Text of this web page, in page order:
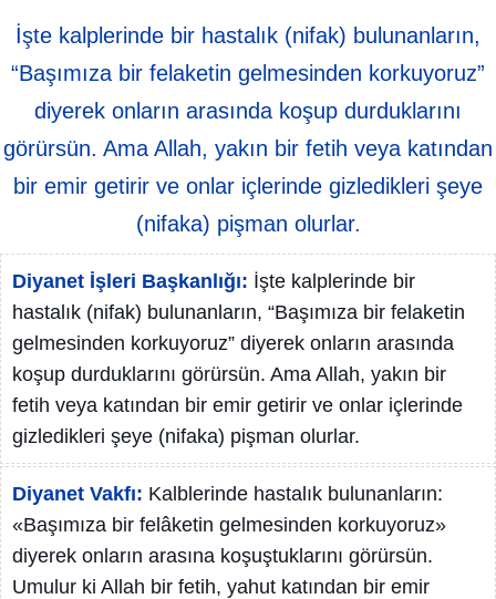
İşte kalplerinde bir hastalık (nifak) bulunanların,
“Başımıza bir felaketin gelmesinden korkuyoruz”
diyerek onların arasında koşup durduklarını
görürsün. Ama Allah, yakın bir fetih veya katından
bir emir getirir ve onlar içlerinde gizledikleri şeye
(nifaka) pişman olurlar.
Diyanet İşleri Başkanlığı: İşte kalplerinde bir
hastalık (nifak) bulunanların, “Başımıza bir felaketin
gelmesinden korkuyoruz” diyerek onların arasında
koşup durduklarını görürsün. Ama Allah, yakın bir
fetih veya katından bir emir getirir ve onlar içlerinde
gizledikleri şeye (nifaka) pişman olurlar.
Diyanet Vakfı: Kalblerinde hastalık bulunanların:
«Başımıza bir felâketin gelmesinden korkuyoruz»
diyerek onların arasına koşuştuklarını görürsün.
Umulur ki Allah bir fetih, yahut katından bir emir